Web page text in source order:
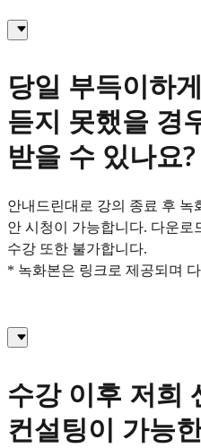
당일 부득이하
듣지 못했을 경
받을 수 있나요?
안내드린대로 강의 종료 후 녹
안 시청이 가능합니다. 다운로
수강 또한 불가합니다.
* 녹화본은 링크로 제공되며
수강 이후 저희
컨설팅이 가능